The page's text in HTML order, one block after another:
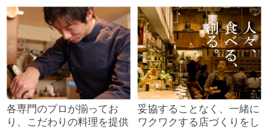
各専門のプロが揃ってお
り、こだわりの料理を提供
妥協することなく、一緒に
ワクワクする店づくりをし